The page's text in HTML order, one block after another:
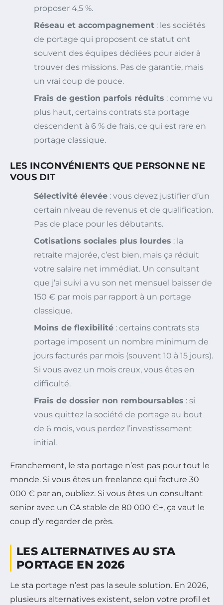
proposer 4,5 %.
Réseau et accompagnement : les sociétés
de portage qui proposent ce statut ont
souvent des équipes dédiées pour aider à
trouver des missions. Pas de garantie, mais
un vrai coup de pouce.
Frais de gestion parfois réduits : comme vu
plus haut, certains contrats sta portage
descendent à 6 % de frais, ce qui est rare en
portage classique.
LES INCONVÉNIENTS QUE PERSONNE NE
VOUS DIT
Sélectivité élevée : vous devez justifier d’un
certain niveau de revenus et de qualification.
Pas de place pour les débutants.
Cotisations sociales plus lourdes : la
retraite majorée, c’est bien, mais ça réduit
votre salaire net immédiat. Un consultant
que j’ai suivi a vu son net mensuel baisser de
150 € par mois par rapport à un portage
classique.
Moins de flexibilité : certains contrats sta
portage imposent un nombre minimum de
jours facturés par mois (souvent 10 à 15 jours).
Si vous avez un mois creux, vous êtes en
difficulté.
Frais de dossier non remboursables : si
vous quittez la société de portage au bout
de 6 mois, vous perdez l’investissement
initial.
Franchement, le sta portage n’est pas pour tout le
monde. Si vous êtes un freelance qui facture 30
000 € par an, oubliez. Si vous êtes un consultant
senior avec un CA stable de 80 000 €+, ça vaut le
coup d’y regarder de près.
LES ALTERNATIVES AU STA
PORTAGE EN 2026
Le sta portage n’est pas la seule solution. En 2026,
plusieurs alternatives existent, selon votre profil et